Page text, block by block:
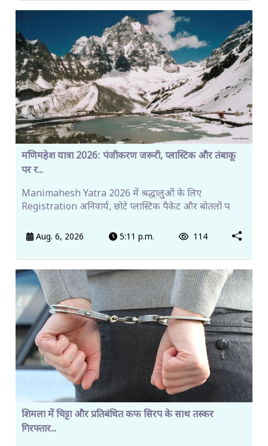
मणिमहेश यात्रा 2026: पंजीकरण जरूरी, प्लास्टिक और तंबाकू
पर र...
Manimahesh Yatra 2026 में श्रद्धालुओं के लिए
Registration अनिवार्य, छोटे प्लास्टिक पैकेट और बोतलों प
Aug. 6, 2026 5:11 p.m. 114
शिमला में चिट्टा और प्रतिबंधित कफ सिरप के साथ तस्कर
गिरफ्तार...